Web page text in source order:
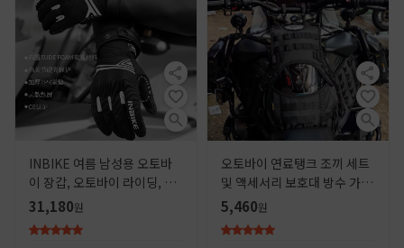
INBIKE 여름 남성용 오토바
이 장갑, 오토바이 라이딩, 사
계절 터치 스크린, 전문 보호
쉘 라이더 장비 내장
31,180원
오토바이 연료탱크 조끼 세트
및 액세서리 보호대 방수 가방
장착 베이스 오토바이 장비 장
착 조끼
5,460원